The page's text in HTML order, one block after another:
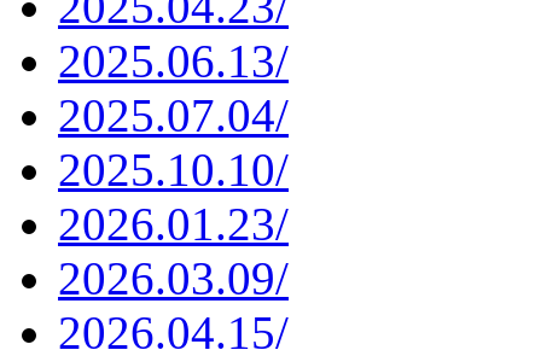
2025.06.13/
2025.07.04/
2025.10.10/
2026.01.23/
2026.03.09/
2026.04.15/